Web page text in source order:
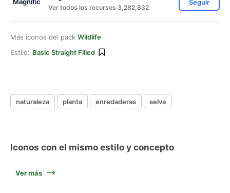
Ver todos los recursos 3,282,832
Seguir
Más iconos del pack Wildlife
Estilo: Basic Straight Filled
naturaleza planta enredaderas selva
Iconos con el mismo estilo y concepto
Ver más